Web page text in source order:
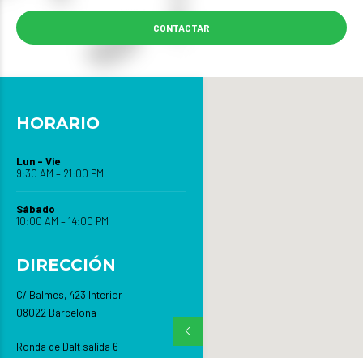
CONTACTAR
HORARIO
Lun – Vie
9:30 AM – 21:00 PM
Sábado
10:00 AM – 14:00 PM
DIRECCIÓN
C/ Balmes, 423 Interior
08022 Barcelona
Ronda de Dalt salida 6